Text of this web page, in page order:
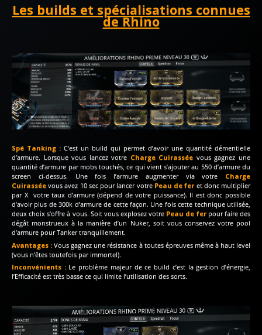
Les builds et spécialisations connues
de Rhino
Spé Tanking : C’est un build qui permet d’avoir une quantité démentielle
d’armure. Lorsque vous lancez votre Charge Cuirassée vous gagnez une
quantité d’armure par mobs touchés, ce qui vient s’ajouter au 550 d’armure du
screen ci-dessus. Une fois l’armure augmenter via votre Charge
Cuirasséevous avez 10 sec pour lancer votre Peau de fer et donc multiplier
par X votre taux d’armure (dépend de votre puissance). Il est donc possible
d’avoir plus de 300k d’armure de cette façon. Une fois cette technique utilisée,
deux choix s’offre à vous. Soit vous explosez votre Peau de fer pour faire des
dégât monstrueux à la manière d’un Nuker, soit vous conservez votre pool
d’armure pour Tanker tranquillement.
Avantages : Vous gagnez une résistance à toutes épreuves même à haut level
(vous n’êtes toutefois par immortel).
Inconvénients :Le problème majeur de ce build c’est la gestion d’énergie,
l’Efficacité est très basse ce qui limite l’utilisation des sorts.